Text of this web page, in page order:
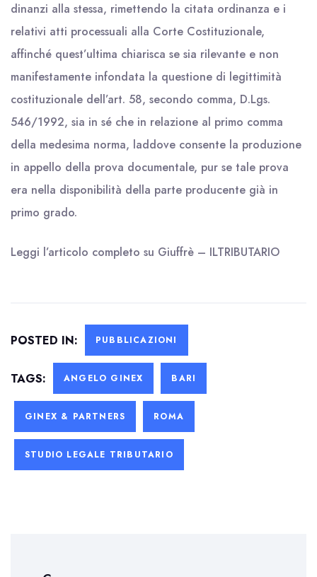
dinanzi alla stessa, rimettendo la citata ordinanza e i
relativi atti processuali alla Corte Costituzionale,
affinché quest’ultima chiarisca se sia rilevante e non
manifestamente infondata la questione di legittimità
costituzionale dell’art. 58, secondo comma, D.Lgs.
546/1992, sia in sé che in relazione al primo comma
della medesima norma, laddove consente la produzione
in appello della prova documentale, pur se tale prova
era nella disponibilità della parte producente già in
primo grado.
Leggi l’articolo completo su Giuffrè – ILTRIBUTARIO
POSTED IN: PUBBLICAZIONI
TAGS: ANGELO GINEX BARI
GINEX & PARTNERS ROMA
STUDIO LEGALE TRIBUTARIO